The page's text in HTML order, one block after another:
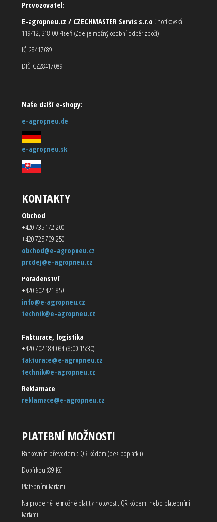
Provozovatel:
E-agropneu.cz / CZECHMASTER Servis s.r.o Chotíkovská
119/12, 318 00 Plzeň (Zde je možný osobní odběr zboží)
IČ: 28417089
DIČ: CZ28417089
Naše další e-shopy:
e-agropneu.de
e-agropneu.sk
KONTAKTY
Obchod
+420 735 172 200
+420 725 709 250
obchod@e-agropneu.cz
prodej@e-agropneu.cz
Poradenství
+420 602 421 859
info@e-agropneu.cz
technik@e-agropneu.cz
Fakturace, logistika
+420 702 184 084 (8:00-15:30)
fakturace@e-agropneu.cz
technik@e-agropneu.cz
Reklamace:
reklamace@e-agropneu.cz
PLATEBNÍ MOŽNOSTI
Bankovním převodem a QR kódem (bez poplatku)
Dobírkou (89 Kč)
Platebními kartami
Na prodejně je možné platit v hotovosti, QR kódem, nebo platebními
kartami.